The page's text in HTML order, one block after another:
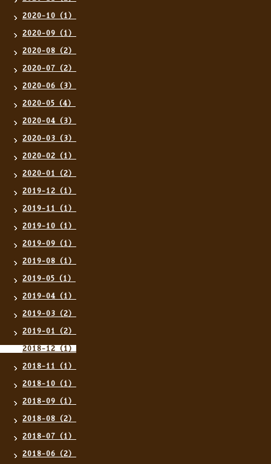
2020-10（1）
2020-09（1）
2020-08（2）
2020-07（2）
2020-06（3）
2020-05（4）
2020-04（3）
2020-03（3）
2020-02（1）
2020-01（2）
2019-12（1）
2019-11（1）
2019-10（1）
2019-09（1）
2019-08（1）
2019-05（1）
2019-04（1）
2019-03（2）
2019-01（2）
2018-12（1）
2018-11（1）
2018-10（1）
2018-09（1）
2018-08（2）
2018-07（1）
2018-06（2）